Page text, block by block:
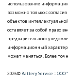
использование
возможно только с
объектов
оставляет за собой право
предварительного
информационный
может меняться. Более
2026© Battery Service::ООО